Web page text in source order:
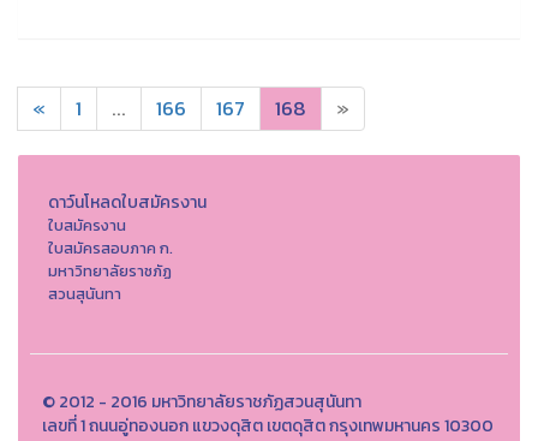
« 1 ... 166 167 168 »
ดาว์นโหลดใบสมัครงาน
ใบสมัครงาน
ใบสมัครสอบภาค ก.
มหาวิทยาลัยราชภัฏ
สวนสุนันทา
© 2012 - 2016 มหาวิทยาลัยราชภัฏสวนสุนันทา
เลขที่ 1 ถนนอู่ทองนอก แขวงดุสิต เขตดุสิต กรุงเทพมหานคร 10300